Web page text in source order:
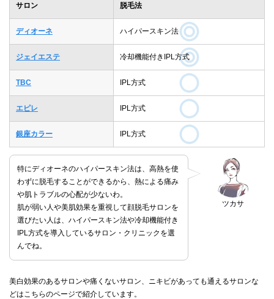
サロン 脱毛法
ディオーネ ハイパースキン法
ジェイエステ 冷却機能付きIPL方式
TBC IPL方式
エピレ IPL方式
銀座カラー IPL方式
ツカサ
特にディオーネのハイパースキン法は、高熱を使
わずに脱毛することができるから、熱による痛み
や肌トラブルの心配が少ないわ。
肌が弱い人や美肌効果を重視して顔脱毛サロンを
選びたい人は、ハイパースキン法や冷却機能付き
IPL方式を導入しているサロン・クリニックを選
んでね。
美白効果のあるサロンや痛くないサロン、ニキビがあっても通えるサロンな
どはこちらのページで紹介しています。